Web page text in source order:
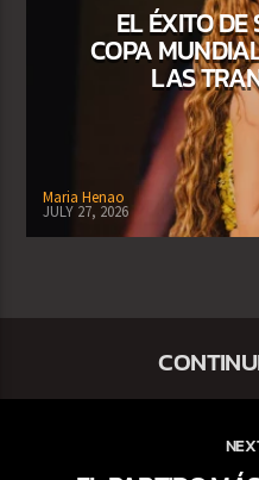
EL ÉXITO
COPA
LAS
Maria Henao
JULY 27, 2026